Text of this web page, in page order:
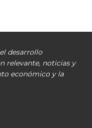
desarrollo
relevante, noticias y
económico y la